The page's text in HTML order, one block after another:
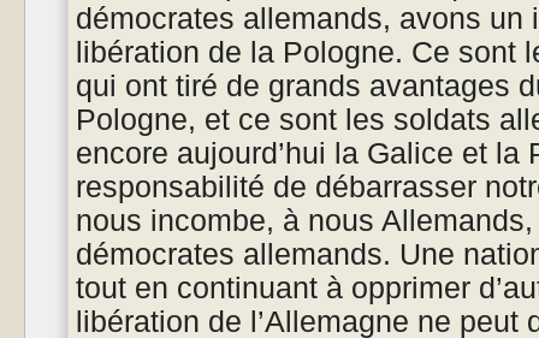
démocrates allemands, avons un
libération de la Pologne. Ce sont
qui ont tiré de grands avantages
Pologne, et ce sont les soldats
encore aujourd’hui la Galice et la
responsabilité de débarrasser
nous incombe, à nous
démocrates allemands. Une
tout en continuant à opprimer
libération de l’Allemagne ne peut